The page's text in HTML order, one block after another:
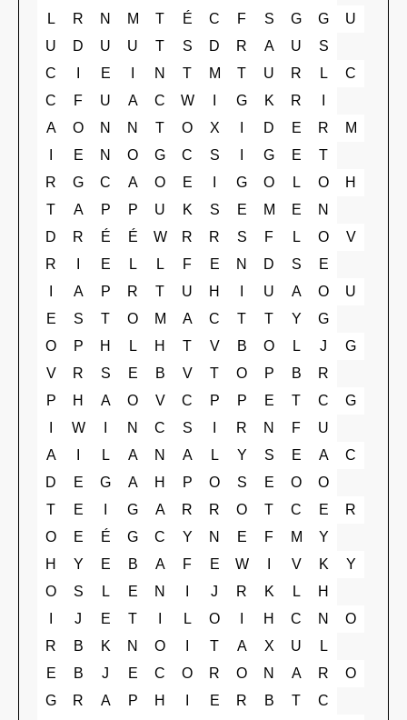
L
R N M T É C F S G G
U
U
D U U T S D R A U
S
C
E N T M T U R L
C
C
F U A C W G K R
A
O N N T O X D E R
M
E N O G C S G E
T
R
G C A O E G O L O
H
T
A P P U K S E M E
N
D
R É É W R R S F L O
V
R
E L L F E N D S
E
A P R T U H U A O
U
E
S T O M A C T T Y
G
O
P H L H T V B O L J
G
V
R S E B V T O P B
R
P
H A O V C P P E T C
G
W N C S R N F
U
A
L A N A L Y S E A
C
D
E G A H P O S E O
O
T
E G A R R O T C E
R
O
E É G C Y N E F M
Y
H
Y E B A F E W V K
Y
O
S L E N J R K L
H
J E T L O H C N
O
R
B K N O T A X U
L
E
B J E C O R O N A R
O
G
R A P H E R B T
C